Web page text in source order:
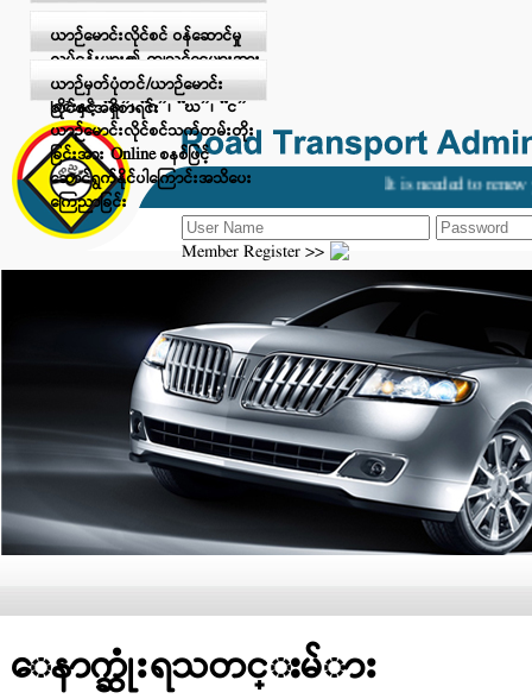
ယာဉ်မောင်းလိုင်စင် ဝန်ဆောင်မှု
လုပ်ငန်းများ၏ ကျသင့်ငွေများအား
Digital Payment ဖြင့် ငွေပေးချေ
ခြင်းနှင့် “ခ”၊ “ဂ”၊ “ဃ”၊ “င”
ယာဉ်မောင်းလိုင်စင်သက်တမ်းတိုး
ခြင်းအား Online စနစ်ဖြင့်
ဆောင်ရွက်နိုင်ပါကြောင်းအသိပေး
ကြေညာခြင်း
ယာဉ်မှတ်ပုံတင်/ယာဉ်မောင်း
လိုင်စင်အရှိစာရင်း
It is needed to renew
Member Register >>
ေနာက္ဆုံးရသတင္းမ်ား